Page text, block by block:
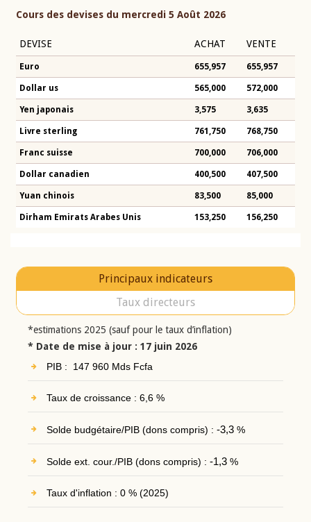
Cours des devises du mercredi 5 Août 2026
DEVISE ACHAT VENTE
Euro 655,957 655,957
Dollar us 565,000 572,000
Yen japonais 3,575 3,635
Livre sterling 761,750 768,750
Franc suisse 700,000 706,000
Dollar canadien 400,500 407,500
Yuan chinois 83,500 85,000
Dirham Emirats Arabes Unis 153,250 156,250
Principaux indicateurs
Taux directeurs
*estimations 2025 (sauf pour le taux d’inflation)
* Date de mise à jour : 17 juin 2026
PIB : 147 960 Mds Fcfa
Taux de croissance : 6,6 %
Solde budgétaire/PIB (dons compris) : -3,3%
Solde ext. cour./PIB (dons compris) : -1,3%
Taux d'inflation : 0 % (2025)